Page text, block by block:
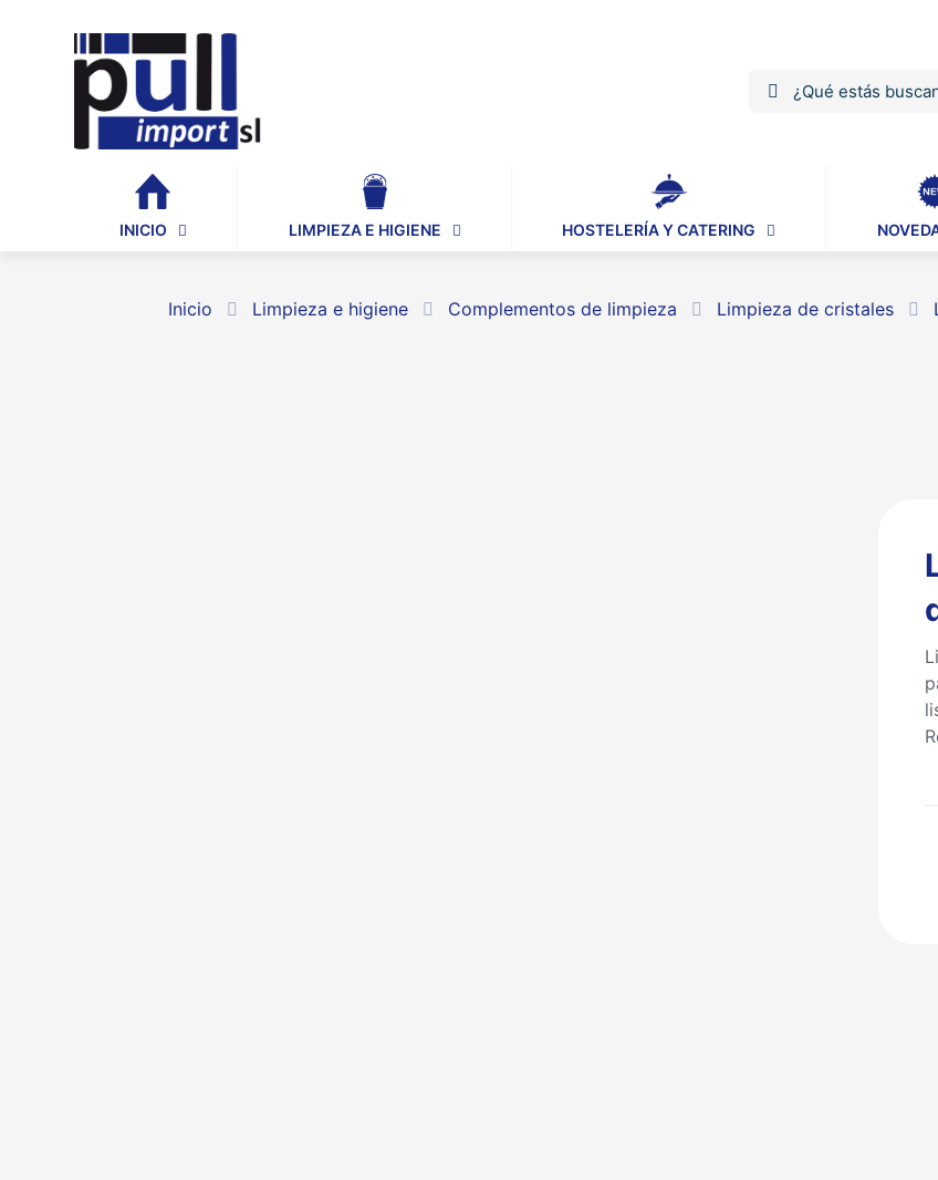
INICIO LIMPIEZA E HIGIENE HOSTELERÍA Y CATERING
Inicio Limpieza e higiene Complementos de limpieza Limpieza de cristales